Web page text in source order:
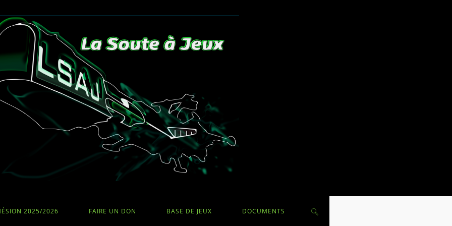
2025/2026 FAIRE UN DON BASE DE JEUX DOCUMENTS TOGGLE